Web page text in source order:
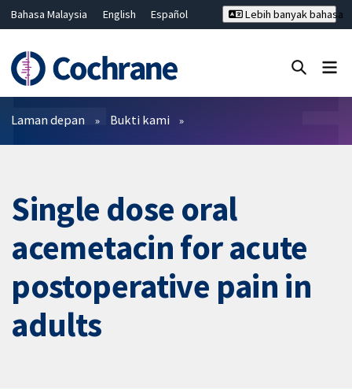
Bahasa Malaysia English
Español
Hrvatski
Deutsch ไทย
繁體中文
简体中文
Lebih banyak bahasa
Penapis
Laman depan Bukti kami
Single dose oral
acemetacin for acute
postoperative pain in
adults